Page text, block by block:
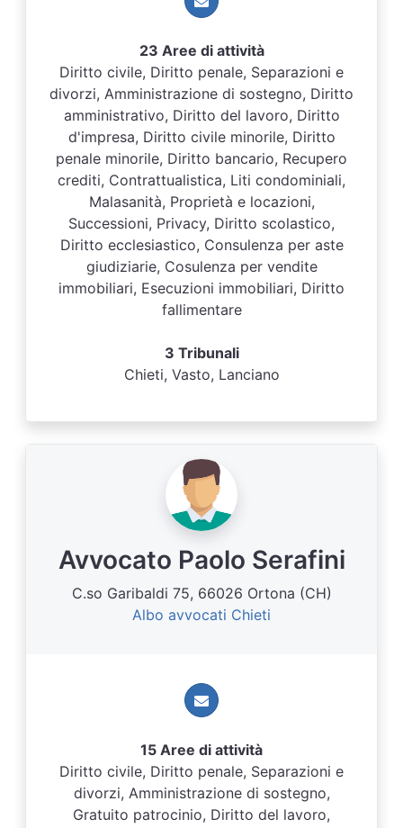
23 Aree di attività
Diritto civile, Diritto penale, Separazioni e
divorzi, Amministrazione di sostegno, Diritto
amministrativo, Diritto del lavoro, Diritto
d'impresa, Diritto civile minorile, Diritto
penale minorile, Diritto bancario, Recupero
crediti, Contrattualistica, Liti condominiali,
Malasanità, Proprietà e locazioni,
Successioni, Privacy, Diritto scolastico,
Diritto ecclesiastico, Consulenza per aste
giudiziarie, Cosulenza per vendite
immobiliari, Esecuzioni immobiliari, Diritto
fallimentare
3 Tribunali
Chieti, Vasto, Lanciano
Avvocato Paolo Serafini
C.so Garibaldi 75, 66026 Ortona (CH)
Albo avvocati Chieti
15 Aree di attività
Diritto civile, Diritto penale, Separazioni e
divorzi, Amministrazione di sostegno,
Gratuito patrocinio, Diritto del lavoro,